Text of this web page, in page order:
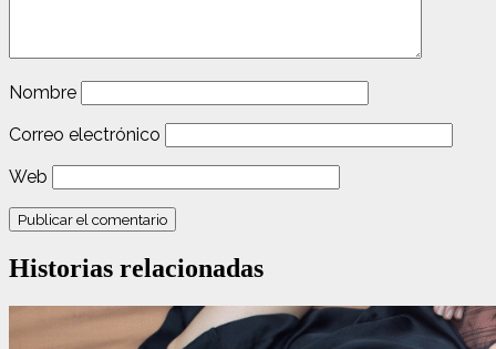
Nombre
Correo electrónico
Web
Historias relacionadas